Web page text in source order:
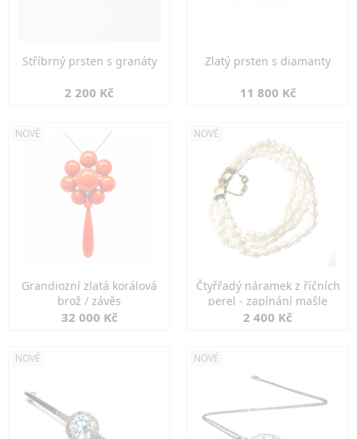
Stříbrný prsten s granáty
2 200 Kč
Zlatý prsten s diamanty
11 800 Kč
NOVÉ
Grandiozní zlatá korálová
brož / závěs
32 000 Kč
NOVÉ
Čtyřřadý náramek z říčních
perel - zapínání mašle
2 400 Kč
NOVÉ NOVÉ